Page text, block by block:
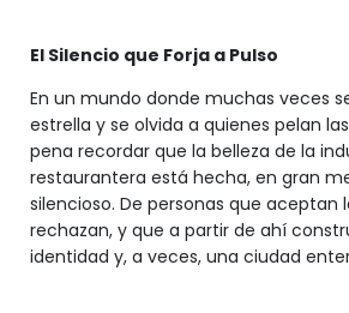
El Silencio que Forja a Pulso
En un mundo donde muchas veces
estrella y se olvida a quienes pelan
pena recordar que la belleza de la
restaurantera está hecha, en gran
silencioso. De personas que aceptan
rechazan, y que a partir de ahí
identidad y, a veces, una ciudad